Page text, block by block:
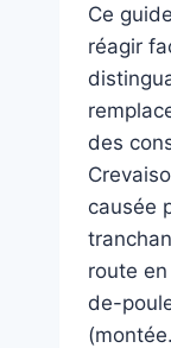
Ce
réagir
des
causée
route
de-